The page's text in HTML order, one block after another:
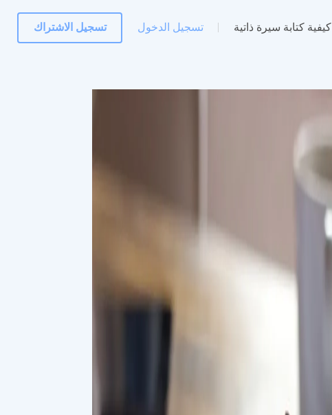
كيفية كتابة سيرة ذاتية تسجيل الدخول تسجيل الاشتراك